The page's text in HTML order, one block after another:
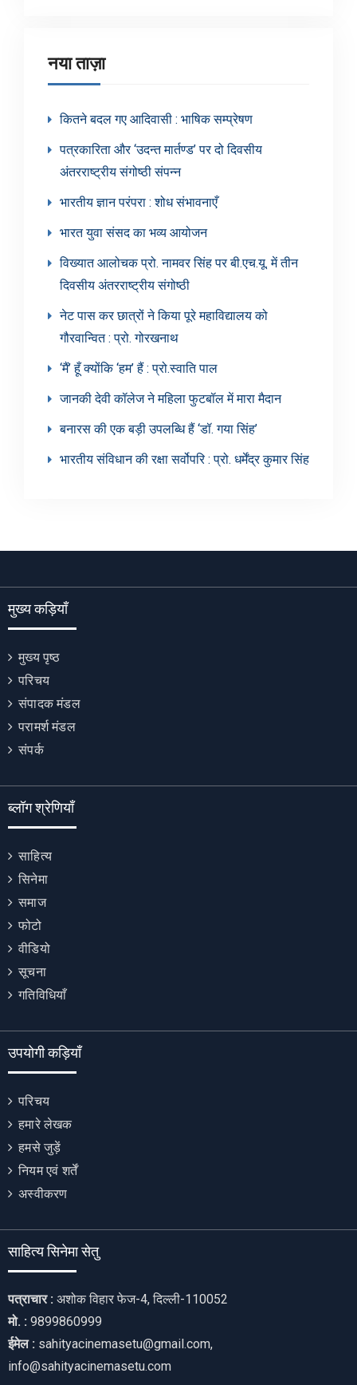
नया ताज़ा
कितने बदल गए आदिवासी : भाषिक सम्प्रेषण
पत्रकारिता और ‘उदन्त मार्तण्ड’ पर दो दिवसीय
अंतरराष्ट्रीय संगोष्ठी संपन्न
भारतीय ज्ञान परंपरा : शोध संभावनाएँ
भारत युवा संसद का भव्य आयोजन
विख्यात आलोचक प्रो. नामवर सिंह पर बी.एच.यू. में तीन
दिवसीय अंतरराष्ट्रीय संगोष्ठी
नेट पास कर छात्रों ने किया पूरे महाविद्यालय को
गौरवान्वित : प्रो. गोरखनाथ
‘मैं’ हूँ क्योंकि ‘हम’ हैं : प्रो.स्वाति पाल
जानकी देवी कॉलेज ने महिला फुटबॉल में मारा मैदान
बनारस की एक बड़ी उपलब्धि हैं ‘डॉ. गया सिंह’
भारतीय संविधान की रक्षा सर्वोपरि : प्रो. धर्मेंद्र कुमार सिंह
मुख्य कड़ियाँ
मुख्य पृष्ठ
परिचय
संपादक मंडल
परामर्श मंडल
संपर्क
ब्लॉग श्रेणियाँ
साहित्य
सिनेमा
समाज
फोटो
वीडियो
सूचना
गतिविधियाँ
उपयोगी कड़ियाँ
परिचय
हमारे लेखक
हमसे जुड़ें
नियम एवं शर्तें
अस्वीकरण
साहित्य सिनेमा सेतु
पत्राचार : अशोक विहार फेज-4, दिल्ली-110052
मो. : 9899860999
ईमेल : sahityacinemasetu@gmail.com,
info@sahityacinemasetu.com